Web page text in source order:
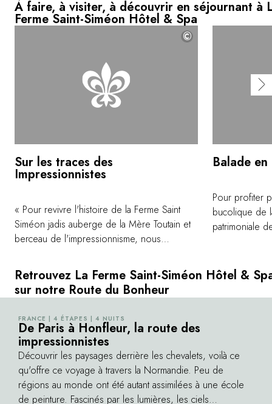
Retrouvez La Ferme Saint-Siméon Hôtel &
sur notre Route du Bonheur
FRANCE | 4 ÉTAPES | 4 NUITS
De Paris à Honfleur, la route des
impressionnistes
Découvrir les paysages derrière les chevalets, voilà ce
qu'offre ce voyage à travers la Normandie. Peu de
régions au monde ont été autant assimilées à une école
de peinture. Fascinés par les lumières, les ciels
À faire, à visiter, à découvrir en séjournant à
Ferme Saint-Siméon Hôtel & Spa
©
Sur les traces des
Impressionnistes
« Pour revivre l'histoire de la Ferme Saint
Siméon jadis auberge de la Mère Toutain et
berceau de l'impressionnisme, nous
peintre le temps d'un séjour. Installez-vous
dans les jardins face à l'estuaire de la Seine
pour un cours de peinture de 2 heures et
dormez dans l'ancien atelier de Corot ou la
Chambre de Monet. Un lieu de villégiature
idéal pour les épicuriens en quête de culture
et d'histoire. »
Balade
Pour profiter
bucolique de
patrimoniale
nature tout en
relaxante
leurs sabots
en 2019 -, et
Honfleur,
à la